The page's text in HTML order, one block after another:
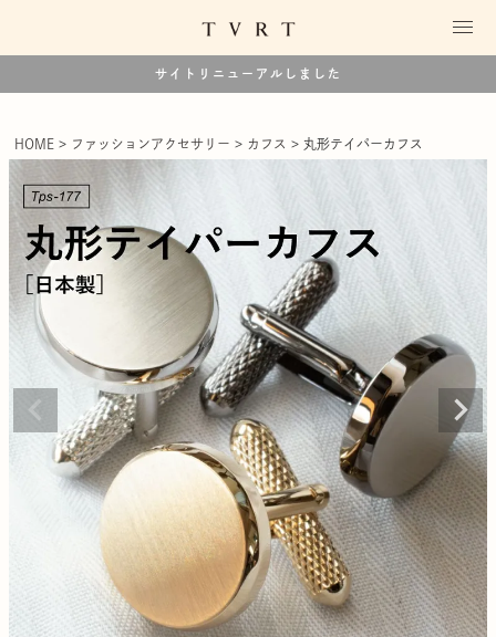
サイトリニューアルしました
HOME ファッションアクセサリー カフス 丸形テイパーカフス